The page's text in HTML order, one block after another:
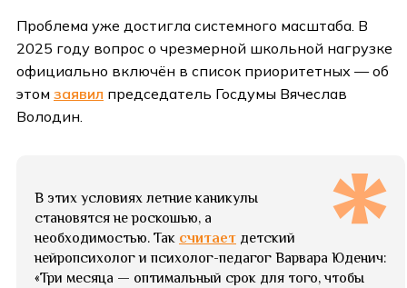
Проблема уже достигла системного масштаба. В
2025 году вопрос о чрезмерной школьной нагрузке
официально включён в список приоритетных — об
этом заявил председатель Госдумы Вячеслав
Володин.
В этих условиях летние каникулы
становятся не роскошью, а
необходимостью. Так считает детский
нейропсихолог и психолог-педагог Варвара Юденич:
«Три месяца — оптимальный срок для того, чтобы